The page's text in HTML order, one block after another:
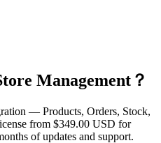
Management？
— Products, Orders, Stock,
from $349.00 USD for
of updates and support.